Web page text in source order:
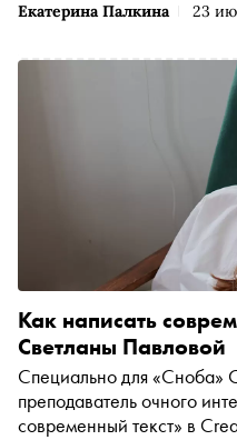
Екатерина Палкина 23
Как написать
Светланы Павловой
Специально для «Сноба»
преподаватель очного
современный текст» в